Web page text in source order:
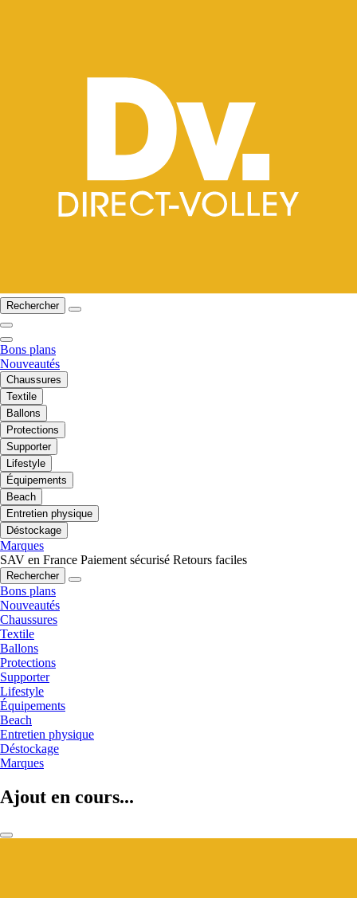
Rechercher
Bons plans
Nouveautés
Chaussures
Textile
Ballons
Protections
Supporter
Lifestyle
Équipements
Beach
Entretien physique
Déstockage
Marques
SAV en France Paiement sécurisé Retours faciles
Rechercher
Bons plans
Nouveautés
Chaussures
Textile
Ballons
Protections
Supporter
Lifestyle
Équipements
Beach
Entretien physique
Déstockage
Marques
Ajout en cours...